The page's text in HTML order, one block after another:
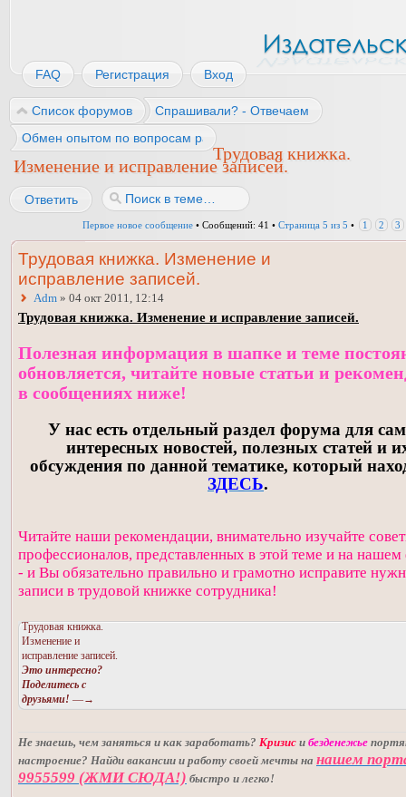
FAQ Регистрация Вход
Список форумов
Спрашивали? - Отвечаем
Обмен опытом по вопросам работы
Трудовая книжка.
Изменение и исправление записей.
Ответить
Первое новое сообщение • Сообщений: 41 • Страница 5 из 5 • 1 2 3
Трудовая книжка. Изменение и
исправление записей.
Adm » 04 окт 2011, 12:14
Трудовая книжка. Изменение и исправление записей.
Полезная информация в шапке и теме
обновляется, читайте новые статьи и
в сообщениях ниже!
У нас есть отдельный раздел форума для
интересных новостей, полезных статей и
обсуждения по данной тематике, который
ЗДЕСЬ.
Читайте наши рекомендации, внимательно изучайте
профессионалов, представленных в этой теме и на
- и Вы обязательно правильно и грамотно исправите
записи в трудовой книжке сотрудника!
Трудовая книжка.
Изменение и
исправление записей.
Это интересно?
Поделитесь с
друзьями! —→
Не знаешь, чем заняться и как заработать? Кризис и безденежье
настроение? Найди вакансии и работу своей мечты на нашем
9955599 (ЖМИ СЮДА!) быстро и легко!